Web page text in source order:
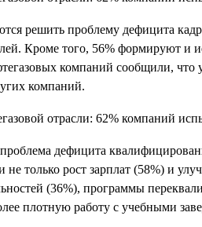
решить проблему дефицита
Кроме того, 56% формируют
компаний сообщили,
компаний.
дефицита
только рост зарплат (58%) и
(36%), программы
плотную работу с учебными